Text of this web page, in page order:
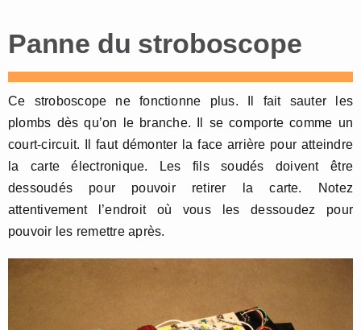
Panne du stroboscope
Ce stroboscope ne fonctionne plus. Il fait sauter les
plombs dès qu’on le branche. Il se comporte comme un
court-circuit. Il faut démonter la face arrière pour atteindre
la carte électronique. Les fils soudés doivent être
dessoudés pour pouvoir retirer la carte. Notez
attentivement l’endroit où vous les dessoudez pour
pouvoir les remettre après.